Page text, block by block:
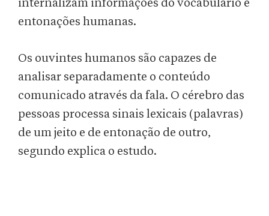
internalizam informações do vocabulário e
entonações humanas.
Os ouvintes humanos são capazes de
analisar separadamente o conteúdo
comunicado através da fala. O cérebro das
pessoas processa sinais lexicais (palavras)
de um jeito e de entonação de outro,
segundo explica o estudo.